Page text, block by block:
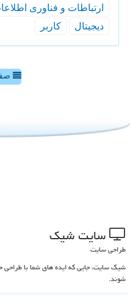
ارتباطات و فناوری
دیجیتال
كاربر
سایت شیك
طراحی سایت
شیک سایت، جایی که ایده های شما با
شوند.